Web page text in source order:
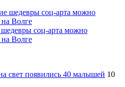
соц-арта можно
на Волге
свет появились 40 малышей 10